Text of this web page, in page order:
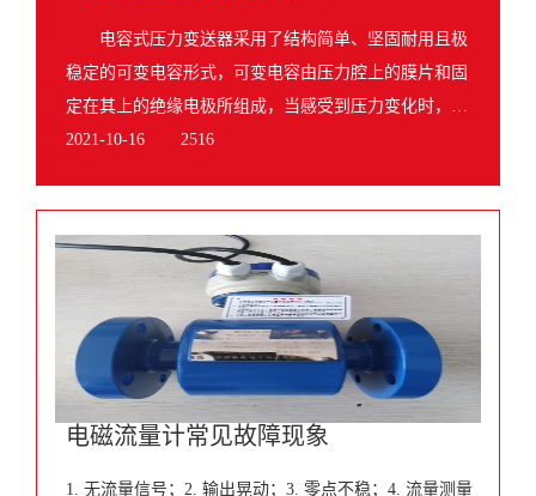
电容式压力变送器采用了结构简单、坚固耐用且极
稳定的可变电容形式，可变电容由压力腔上的膜片和固
定在其上的绝缘电极所组成，当感受到压力变化时，膜
片要产生微微的翘曲变形，从而改变了两极的间距，
2021-10-16 2516
电磁流量计常见故障现象
1. 无流量信号；2. 输出晃动；3. 零点不稳；4. 流量测量